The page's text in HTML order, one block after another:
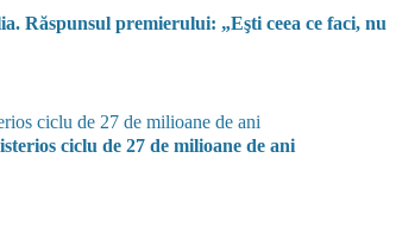
Răspunsul premierului: „Eşti ceea ce faci, nu
ciclu de 27 de milioane de ani